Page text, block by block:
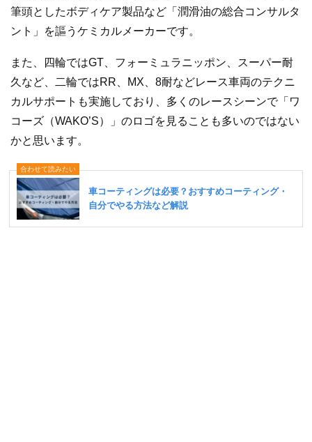
筆頭としたボディケア製品など「潤滑油の総合コンサルタ
ント」を謳うケミカルメーカーです。
また、四輪ではGT、フォーミュラニッポン、スーパー耐
久など、二輪ではRR、MX、8耐などレース車両のテクニ
カルサポートも実施しており、多くのレースシーンで「ワ
コーズ（WAKO’S）」のロゴを見ることも多いのではない
かと思います。